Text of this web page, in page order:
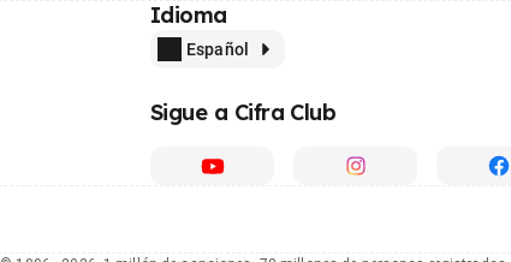
Idioma
Español
Sigue a Cifra Club